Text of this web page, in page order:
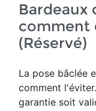
Bardeaux
comment
(Réservé)
La pose bâclée
comment
garantie soit